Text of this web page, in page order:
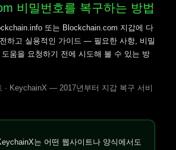
비밀번호를 복구하는 방법
또는 Blockchain.com 지갑에 다
하고 실용적인 가이드 — 필요한 사항, 비밀
움을 요청하기 전에 시도해 볼 수 있는 방
· KeychainX — 2017년부터 지갑 복구 서비
는 어떤 웹사이트나 양식에서도